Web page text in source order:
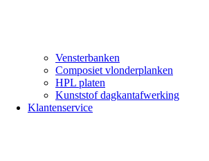
Vensterbanken
Composiet vlonderplanken
HPL platen
Kunststof dagkantafwerking
Klantenservice